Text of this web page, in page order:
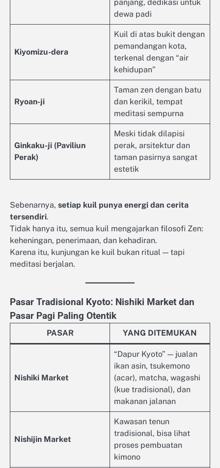
panjang, dedikasi untuk
dewa padi
Kiyomizu-dera
Kuil di atas bukit dengan
pemandangan kota,
terkenal dengan “air
kehidupan”
Ryoan-ji
Taman zen dengan batu
dan kerikil, tempat
meditasi sempurna
Ginkaku-ji (Paviliun
Perak)
Meski tidak dilapisi
perak, arsitektur dan
taman pasirnya sangat
estetik
Sebenarnya, setiap kuil punya energi dan cerita
tersendiri.
Tidak hanya itu, semua kuil mengajarkan filosofi Zen:
keheningan, penerimaan, dan kehadiran.
Karena itu, kunjungan ke kuil bukan ritual — tapi
meditasi berjalan.
Pasar Tradisional Kyoto: Nishiki Market dan
Pasar Pagi Paling Otentik
PASAR YANG DITEMUKAN
Nishiki Market
“Dapur Kyoto” — jualan
ikan asin, tsukemono
(acar), matcha, wagashi
(kue tradisional), dan
makanan jalanan
Nishijin Market
Kawasan tenun
tradisional, bisa lihat
proses pembuatan
kimono